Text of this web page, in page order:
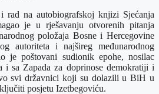
rad na autobiografskoj knjizi Sjećanja
je u rješavanju otvorenih pitanja
položaja Bosne i Hercegovine
autoriteta i najšireg međunarodnog
je poštovani sudionik epohe, nosilac
i sa Zapada za doprinose demokratiji i
svi državnici koji su dolazili u BiH u
posjetu Izetbegoviću.